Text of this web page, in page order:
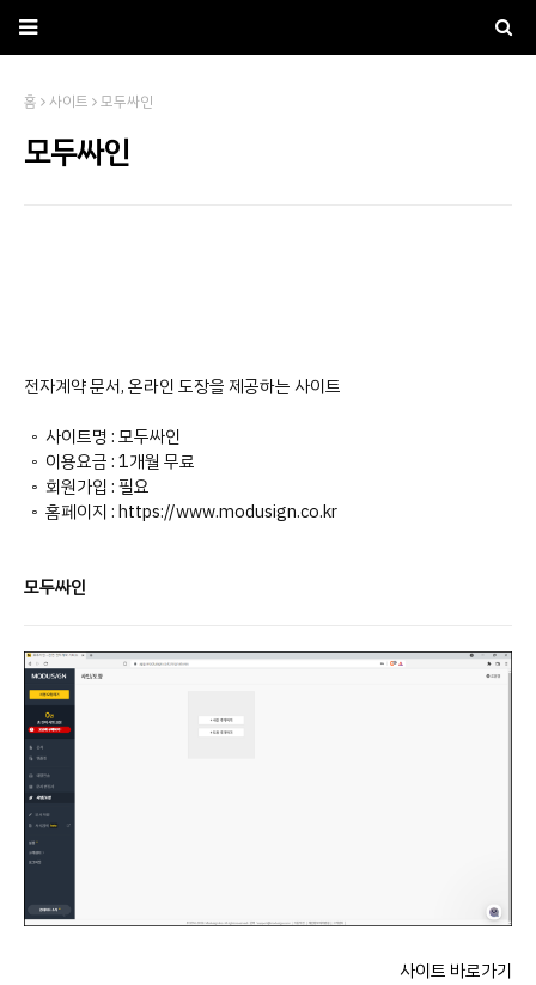
홈 사이트 모두싸인
모두싸인
전자계약 문서, 온라인 도장을 제공하는 사이트
◦ 사이트명 : 모두싸인
◦ 이용요금 : 1개월 무료
◦ 회원가입 : 필요
◦ 홈페이지 : https://www.modusign.co.kr
모두싸인
사이트 바로가기